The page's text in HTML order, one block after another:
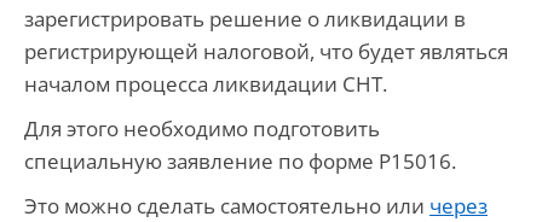
зарегистрировать решение о ликвидации в
регистрирующей налоговой, что будет являться
началом процесса ликвидации СНТ.
Для этого необходимо подготовить
специальную заявление по форме Р15016.
Это можно сделать самостоятельно или через